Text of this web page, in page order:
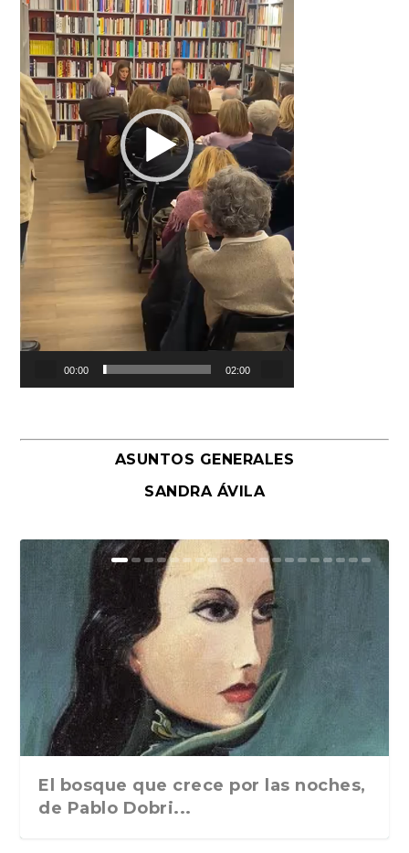
00:00 02:00
ASUNTOS GENERALES
SANDRA ÁVILA
El bosque que crece por las noches,
de Pablo Dobri...